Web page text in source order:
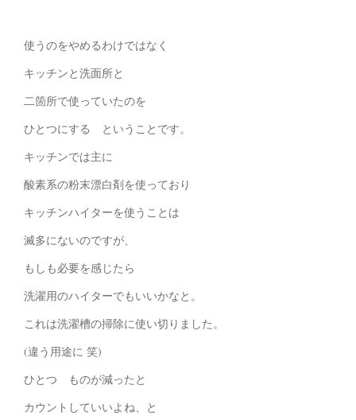
使うのをやめるわけではなく
キッチンと洗面所と
二箇所で使っていたのを
ひとつにする ということです。
キッチンでは主に
酸素系の粉末漂白剤を使っており
キッチンハイターを使うことは
滅多にないのですが、
もしも必要を感じたら
洗濯用のハイターでもいいかなと。
これは洗濯槽の掃除に使い切りました。
(違う用途に 笑)
ひとつ ものが減ったと
カウントしていいよね、と